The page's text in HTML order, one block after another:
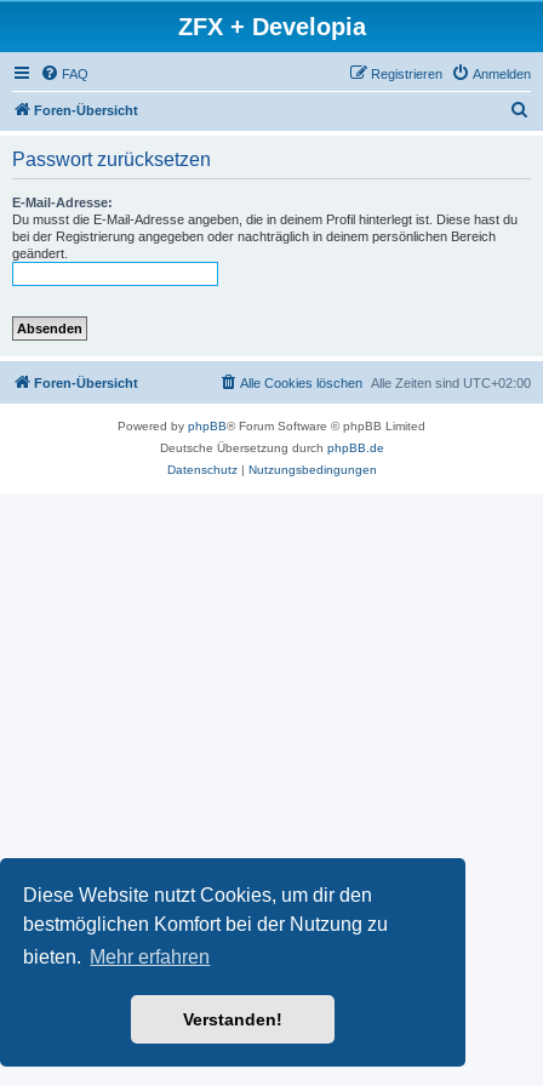
Diese Website nutzt Cookies, um dir den
bestmöglichen Komfort bei der Nutzung zu
bieten. Mehr erfahren
Verstanden!
ZFX + Developia
FAQ Anmelden
Registrieren
Foren-Übersicht
Passwort zurücksetzen
E-Mail-Adresse:
Du musst die E-Mail-Adresse angeben, die in deinem Profil hinterlegt ist. Diese hast du
bei der Registrierung angegeben oder nachträglich in deinem persönlichen Bereich
geändert.
Foren-Übersicht Alle Zeiten sind UTC+02:00
Alle Cookies löschen
Powered by phpBB® Forum Software © phpBB Limited
Deutsche Übersetzung durch phpBB.de
Datenschutz| Nutzungsbedingungen